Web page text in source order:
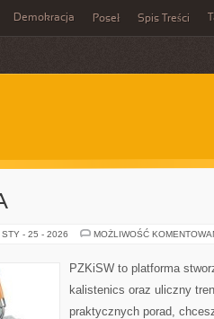
Demokracja Poseł Spis Treści
STY - 25 - 2026 MOŻLIWOŚĆ
PZKiSW to platforma
kalistenics oraz uliczny
praktycznych porad,